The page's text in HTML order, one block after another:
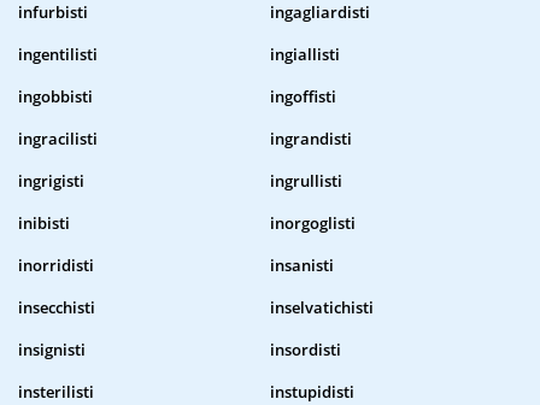
infurbisti
ingagliardisti
ingentilisti
ingiallisti
ingobbisti
ingoffisti
ingracilisti
ingrandisti
ingrigisti
ingrullisti
inibisti
inorgoglisti
inorridisti
insanisti
insecchisti
inselvatichisti
insignisti
insordisti
insterilisti
instupidisti